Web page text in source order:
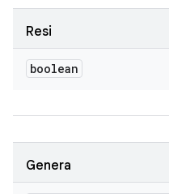
Resi
boolean
Genera